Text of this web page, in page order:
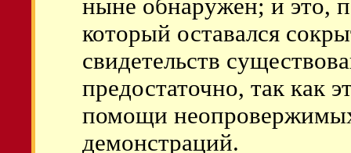
ныне обнаружен; и это,
который оставался
свидетельств
предостаточно, так как
помощи
демонстраций.